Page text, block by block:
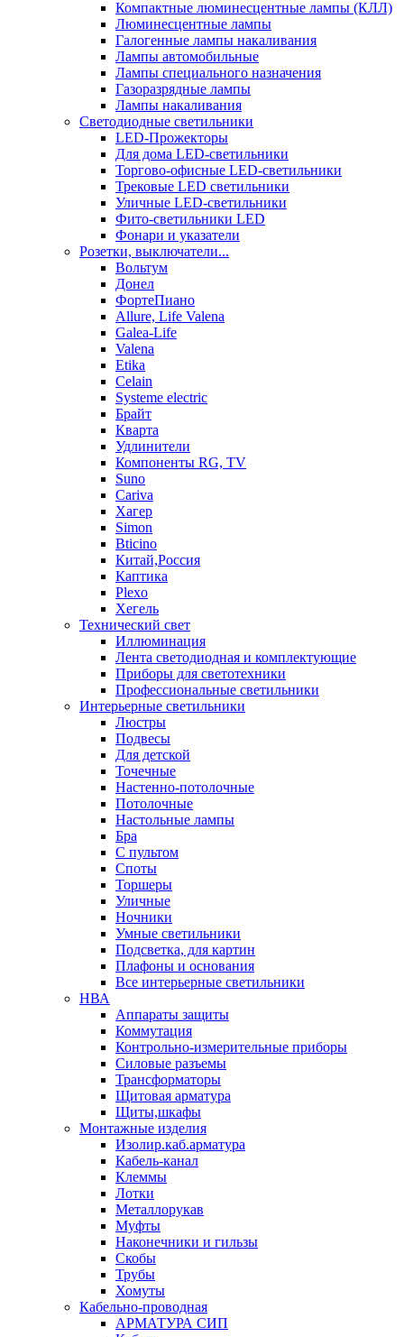
Компактные люминесцентные лампы (КЛЛ)
Люминесцентные лампы
Галогенные лампы накаливания
Лампы автомобильные
Лампы специального назначения
Газоразрядные лампы
Лампы накаливания
Светодиодные светильники
LED-Прожекторы
Для дома LED-светильники
Торгово-офисные LED-светильники
Трековые LED светильники
Уличные LED-светильники
Фито-светильники LED
Фонари и указатели
Розетки, выключатели...
Вольтум
Донел
ФортеПиано
Allure, Life Valena
Galea-Life
Valena
Etika
Celain
Systeme electric
Брайт
Кварта
Удлинители
Компоненты RG, TV
Suno
Cariva
Хагер
Simon
Bticino
Китай,Россия
Каптика
Plexo
Хегель
Технический свет
Иллюминация
Лента светодиодная и комплектующие
Приборы для светотехники
Профессиональные светильники
Интерьерные светильники
Люстры
Подвесы
Для детской
Точечные
Настенно-потолочные
Потолочные
Настольные лампы
Бра
С пультом
Споты
Торшеры
Уличные
Ночники
Умные светильники
Подсветка, для картин
Плафоны и основания
Все интерьерные светильники
НВА
Аппараты защиты
Коммутация
Контрольно-измерительные приборы
Силовые разъемы
Трансформаторы
Щитовая арматура
Щиты,шкафы
Монтажные изделия
Изолир.каб.арматура
Кабель-канал
Клеммы
Лотки
Металлорукав
Муфты
Наконечники и гильзы
Скобы
Трубы
Хомуты
Кабельно-проводная
АРМАТУРА СИП